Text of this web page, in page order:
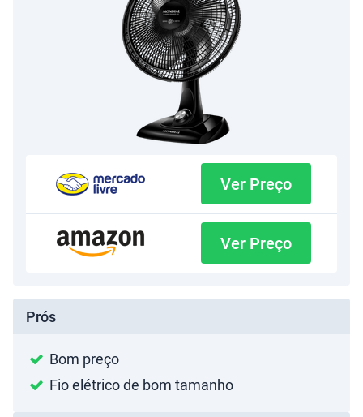
Ver Preço
Ver Preço
Prós
Bom preço
Fio elétrico de bom tamanho